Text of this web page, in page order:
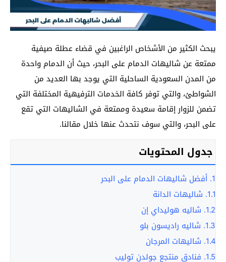
يبحث الكثير من الأشخاص الراغبين في قضاء عطلة صيفية
ممتعة عن شاليهات الدمام على البحر، حيث أن الدمام واحدة
من المدن السعودية الساحلية التي يوجد بها العديد من
الشواطئ، والتي توفر كافة الخدمات الترفيهية المختلفة التي
تضمن للزوار إقامة سعيدة وممتعة في الشاليهات التي تقع
على البحر، والتي سوف نتحدث عنها خلال مقالنا.
جدول المحتويات
1. أفضل شاليهات الدمام على البحر
1.1. شاليهات الدانة
1.2. شاليه هوليداي إن
1.3. شاليه راديسون بلو
1.4. شاليهات المرجان
1.5. فنادق منتجع جولدن توليب